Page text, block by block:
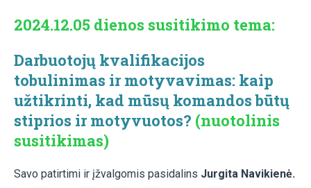
2024.12.05 dienos susitikimo tema:
Darbuotojų kvalifikacijos
tobulinimas ir motyvavimas: kaip
užtikrinti, kad mūsų komandos būtų
stiprios ir motyvuotos? (nuotolinis
susitikimas)
Savo patirtimi ir įžvalgomis pasidalins Jurgita Navikienė.